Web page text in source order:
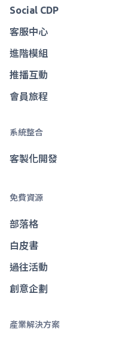
Social CDP
客服中心
進階模組
推播互動
會員旅程
系統整合
客製化開發
免費資源
部落格
白皮書
過往活動
創意企劃
產業解決方案